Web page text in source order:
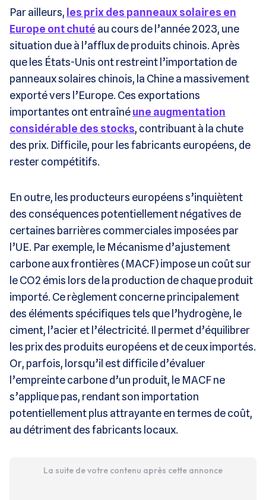
Par ailleurs, les prix des panneaux solaires en
Europe ont chuté au cours de l’année 2023, une
situation due à l’afflux de produits chinois. Après
que les États-Unis ont restreint l’importation de
panneaux solaires chinois, la Chine a massivement
exporté vers l’Europe. Ces exportations
importantes ont entraînéune augmentation
considérable des stocks, contribuant à la chute
des prix. Difficile, pour les fabricants européens, de
rester compétitifs.
En outre, les producteurs européens s’inquiètent
des conséquences potentiellement négatives de
certaines barrières commerciales imposées par
l’UE. Par exemple, le Mécanisme d’ajustement
carbone aux frontières (MACF) impose un coût sur
le CO2 émis lors de la production de chaque produit
importé. Ce règlement concerne principalement
des éléments spécifiques tels que l’hydrogène, le
ciment, l’acier et l’électricité. Il permet d’équilibrer
les prix des produits européens et de ceux importés.
Or, parfois, lorsqu’il est difficile d’évaluer
l’empreinte carbone d’un produit, le MACF ne
s’applique pas, rendant son importation
potentiellement plus attrayante en termes de coût,
au détriment des fabricants locaux.
La suite de votre contenu après cette annonce